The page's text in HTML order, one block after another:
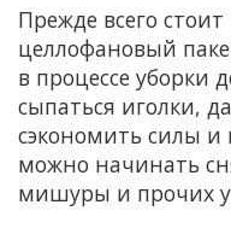
Прежде всего стоит
целлофановый
в процессе уборки
сыпаться иголки,
сэкономить силы и
можно начинать
мишуры и прочих